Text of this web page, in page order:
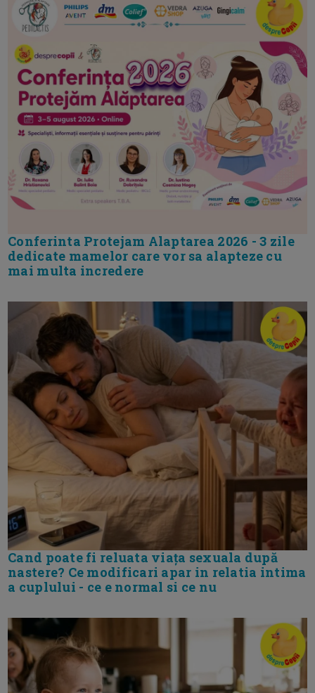
Conferinta Protejam Alaptarea 2026 - 3 zile
dedicate mamelor care vor sa alapteze cu
mai multa incredere
Cand poate fi reluata viața sexuala după
nastere? Ce modificari apar in relatia intima
a cuplului - ce e normal si ce nu